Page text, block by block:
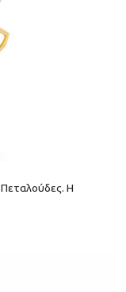
Πεταλούδες. Η